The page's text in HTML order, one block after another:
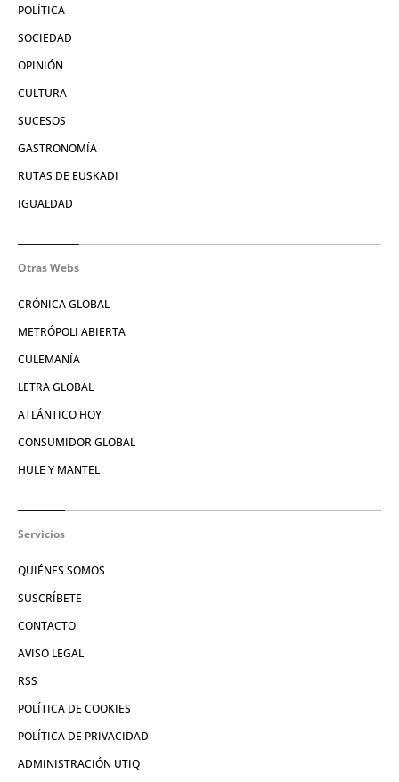
POLÍTICA
SOCIEDAD
OPINIÓN
CULTURA
SUCESOS
GASTRONOMÍA
RUTAS DE EUSKADI
IGUALDAD
Otras Webs
CRÓNICA GLOBAL
METRÓPOLI ABIERTA
CULEMANÍA
LETRA GLOBAL
ATLÁNTICO HOY
CONSUMIDOR GLOBAL
HULE Y MANTEL
Servicios
QUIÉNES SOMOS
SUSCRÍBETE
CONTACTO
AVISO LEGAL
RSS
POLÍTICA DE COOKIES
POLÍTICA DE PRIVACIDAD
ADMINISTRACIÓN UTIQ